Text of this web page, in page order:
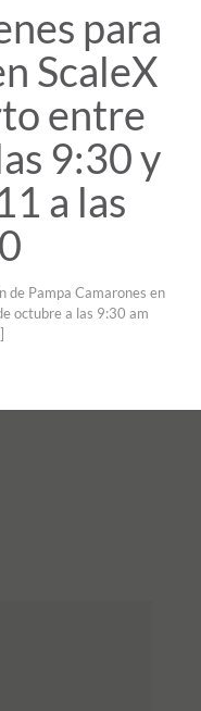
para
ScaleX
entre
9:30 y
a las
de Pampa Camarones en
octubre a las 9:30 am